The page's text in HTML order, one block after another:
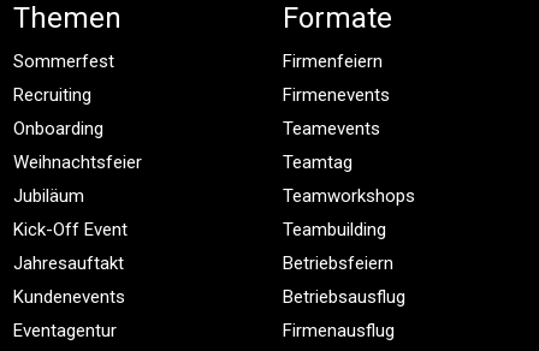
Themen
Sommerfest
Recruiting
Onboarding
Weihnachtsfeier
Jubiläum
Kick-Off Event
Jahresauftakt
Kundenevents
Eventagentur
Formate
Firmenfeiern
Firmenevents
Teamevents
Teamtag
Teamworkshops
Teambuilding
Betriebsfeiern
Betriebsausflug
Firmenausflug